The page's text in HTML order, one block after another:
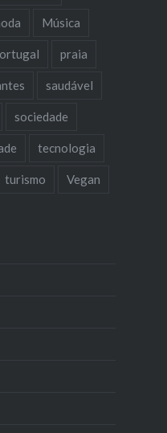
Música
praia
saudável
sociedade
tecnologia
turismo Vegan